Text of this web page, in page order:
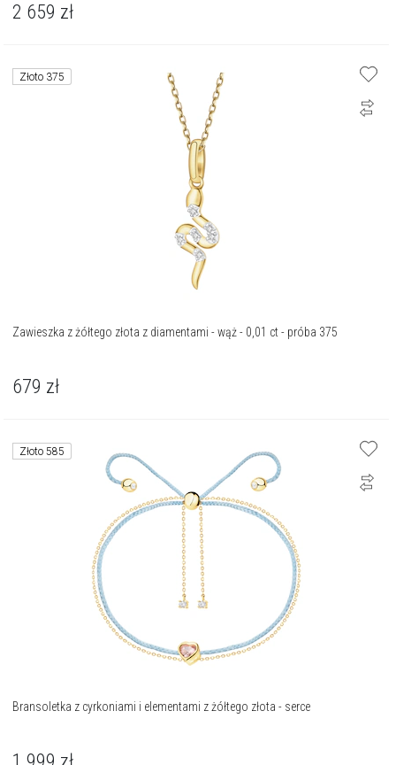
2 659 zł
Złoto 375
Zawieszka z żółtego złota z diamentami - wąż - 0,01 ct - próba 375
679 zł
Złoto 585
Bransoletka z cyrkoniami i elementami z żółtego złota - serce